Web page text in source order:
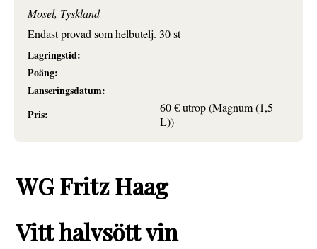
Mosel, Tyskland
Endast provad som helbutelj. 30 st
Lagringstid:
Poäng:
Lanseringsdatum:
Pris:
60 € utrop (Magnum (1,5
L))
WG Fritz Haag
Vitt halvsött vin